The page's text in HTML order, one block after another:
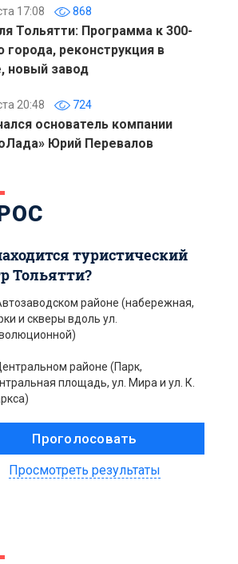
17:08 868
Тольятти: Программа к 300-
города, реконструкция в
новый завод
20:48 724
основатель компании
Юрий Перевалов
туристический
Тольятти?
районе (набережная,
и скверы вдоль ул.
районе (Парк,
площадь, ул. Мира и ул. К.
Просмотреть результаты